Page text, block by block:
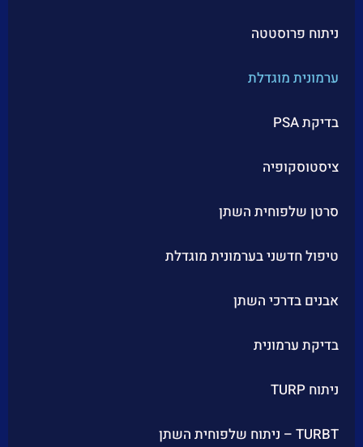
ניתוח פרוסטטה
ערמונית מוגדלת
בדיקת PSA
ציסטוסקופיה
סרטן שלפוחית השתן
טיפול חדשני בערמונית מוגדלת
אבנים בדרכי השתן
בדיקת ערמונית
ניתוח TURP
TURBT – ניתוח שלפוחית השתן